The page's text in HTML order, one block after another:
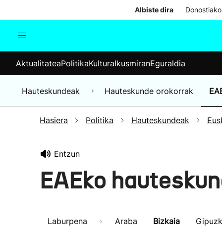
Albiste dira
Munduko albisteak
Hauteskundeak
AktualitateaPolitikaKulturaIkusmiranEguraldia
Hauteskundeak Hauteskunde orokorrak
Hasiera Politika Hauteskundeak
Entzun
EAEko
Laburpena Araba Bizkaia